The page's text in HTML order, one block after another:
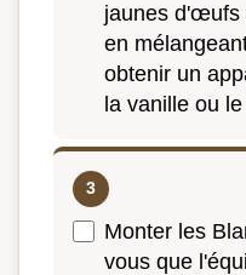
jaunes d'œufs
en
obtenir un
la vanille ou
Monter les
vous que